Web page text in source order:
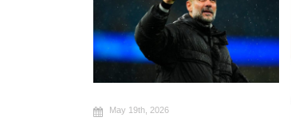
May 19th, 2026